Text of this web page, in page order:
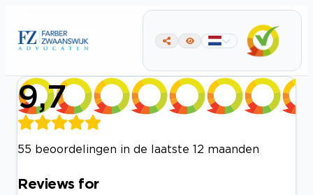
9,7
55 beoordelingen in de laatste 12 maanden
Reviews for